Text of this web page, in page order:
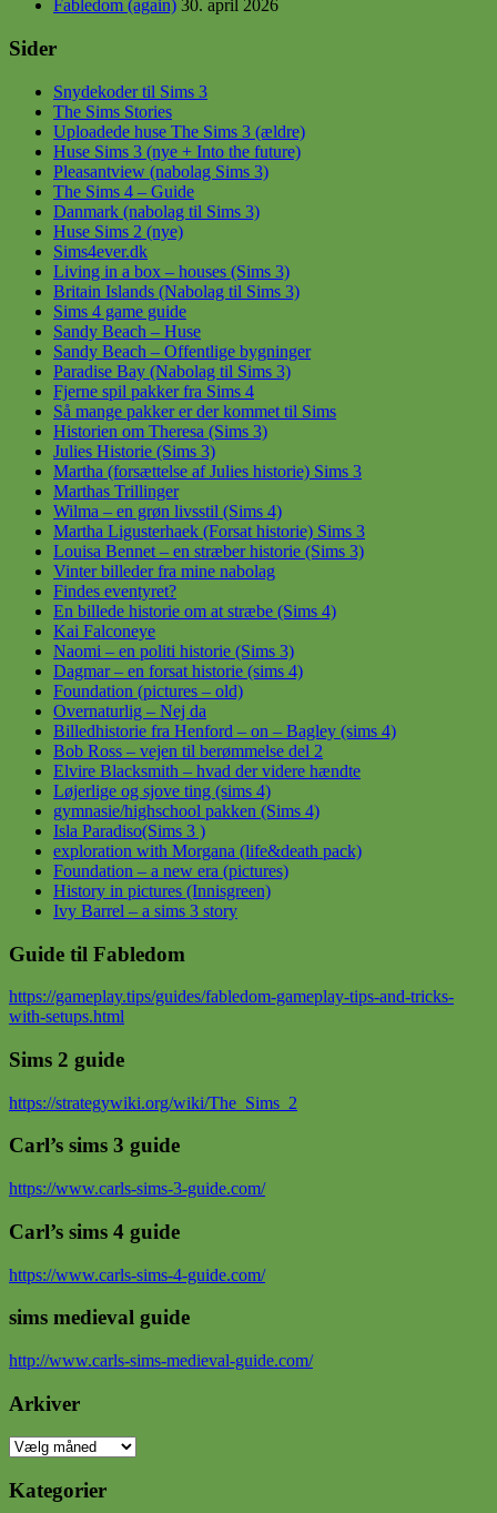
Fabledom (again) 30. april 2026
Sider
Snydekoder til Sims 3
The Sims Stories
Uploadede huse The Sims 3 (ældre)
Huse Sims 3 (nye + Into the future)
Pleasantview (nabolag Sims 3)
The Sims 4 – Guide
Danmark (nabolag til Sims 3)
Huse Sims 2 (nye)
Sims4ever.dk
Living in a box – houses (Sims 3)
Britain Islands (Nabolag til Sims 3)
Sims 4 game guide
Sandy Beach – Huse
Sandy Beach – Offentlige bygninger
Paradise Bay (Nabolag til Sims 3)
Fjerne spil pakker fra Sims 4
Så mange pakker er der kommet til Sims
Historien om Theresa (Sims 3)
Julies Historie (Sims 3)
Martha (forsættelse af Julies historie) Sims 3
Marthas Trillinger
Wilma – en grøn livsstil (Sims 4)
Martha Ligusterhaek (Forsat historie) Sims 3
Louisa Bennet – en stræber historie (Sims 3)
Vinter billeder fra mine nabolag
Findes eventyret?
En billede historie om at stræbe (Sims 4)
Kai Falconeye
Naomi – en politi historie (Sims 3)
Dagmar – en forsat historie (sims 4)
Foundation (pictures – old)
Overnaturlig – Nej da
Billedhistorie fra Henford – on – Bagley (sims 4)
Bob Ross – vejen til berømmelse del 2
Elvire Blacksmith – hvad der videre hændte
Løjerlige og sjove ting (sims 4)
gymnasie/highschool pakken (Sims 4)
Isla Paradiso(Sims 3 )
exploration with Morgana (life&death pack)
Foundation – a new era (pictures)
History in pictures (Innisgreen)
Ivy Barrel – a sims 3 story
Guide til Fabledom
https://gameplay.tips/guides/fabledom-gameplay-tips-and-tricks-
with-setups.html
Sims 2 guide
https://strategywiki.org/wiki/The_Sims_2
Carl’s sims 3 guide
https://www.carls-sims-3-guide.com/
Carl’s sims 4 guide
https://www.carls-sims-4-guide.com/
sims medieval guide
http://www.carls-sims-medieval-guide.com/
Arkiver
Arkiver
Kategorier